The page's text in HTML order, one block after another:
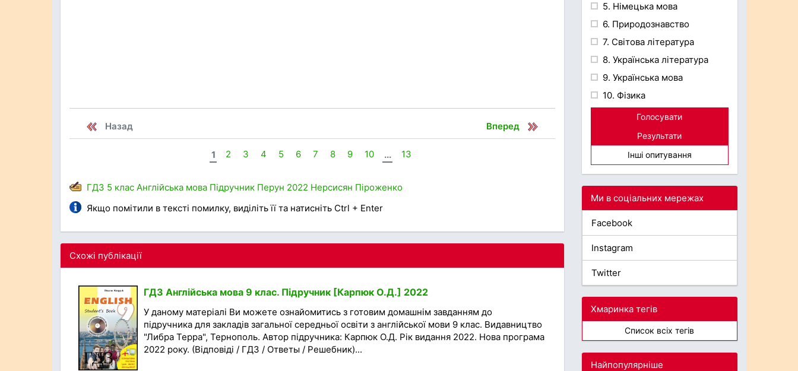
Назад Вперед
1 2 3 4 5 6 7 8 9 10 ... 13
ГДЗ 5 клас Англійська мова Підручник Перун 2022 Нерсисян Піроженко
Якщо помітили в тексті помилку, виділіть її та натисніть Ctrl + Enter
Схожі публікації
ГДЗ Англійська мова 9 клас. Підручник [Карпюк О.Д.] 2022
У даному матеріалі Ви можете ознайомитись з готовим домашнім завданням до
підручника для закладів загальної середньої освіти з англійської мови 9 клас. Видавництво
"Либра Терра", Тернополь. Автор підручника: Карпюк О.Д. Рік видання 2022. Нова програма
2022 року. (Відповіді / ГДЗ / Ответы / Решебник)...
5. Німецька мова
6. Природознавство
7. Світова література
8. Українська література
9. Українська мова
10. Фізика
Голосувати
Результати
Інші опитування
Ми в соціальних мережах
Facebook
Instagram
Twitter
Хмаринка тегів
Список всіх тегів
Найпопулярніше